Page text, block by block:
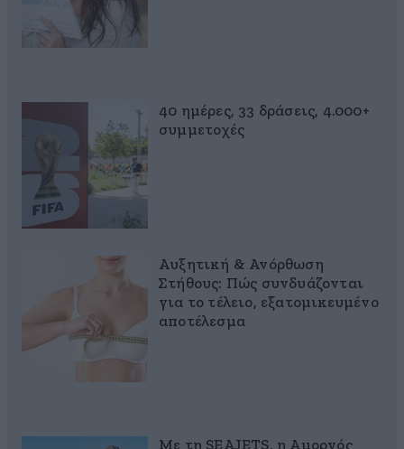
40 ημέρες, 33 δράσεις, 4.000+
συμμετοχές
Αυξητική & Ανόρθωση
Στήθους: Πώς συνδυάζονται
για το τέλειο, εξατομικευμένο
αποτέλεσμα